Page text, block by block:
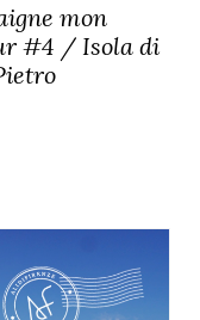
mon
#4 / Isola di